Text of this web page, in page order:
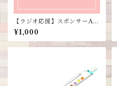
【ラジオ応援】スポンサーA
（お名前紹介）
¥1,000